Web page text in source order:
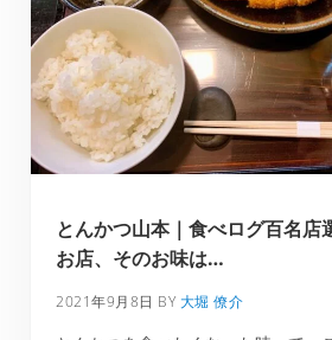
とんかつ山本｜食べログ百名店
お店、そのお味は…
2021年9月8日 BY 大堀 僚介